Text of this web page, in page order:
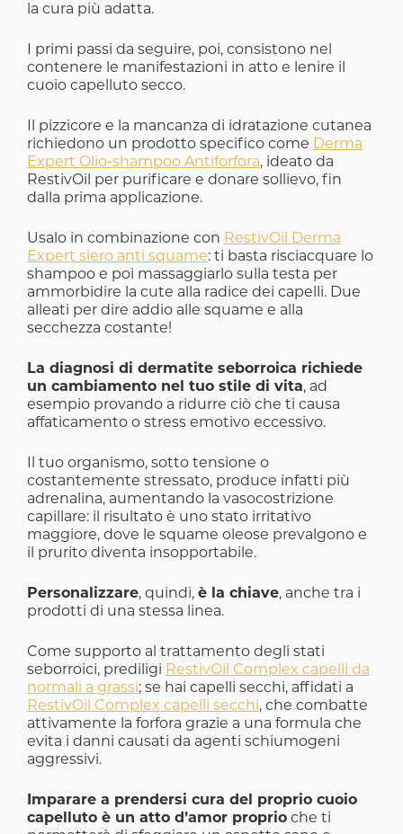
la cura più adatta.
I primi passi da seguire, poi, consistono nel
contenere le manifestazioni in atto e lenire il
cuoio capelluto secco.
Il pizzicore e la mancanza di idratazione cutanea
richiedono un prodotto specifico come Derma
Expert Olio-shampoo Antiforfora, ideato da
RestivOil per purificare e donare sollievo, fin
dalla prima applicazione.
Usalo in combinazione con RestivOil Derma
Expert siero anti squame: ti basta risciacquare lo
shampoo e poi massaggiarlo sulla testa per
ammorbidire la cute alla radice dei capelli. Due
alleati per dire addio alle squame e alla
secchezza costante!
La diagnosi di dermatite seborroica richiede
un cambiamento nel tuo stile di vita, ad
esempio provando a ridurre ciò che ti causa
affaticamento o stress emotivo eccessivo.
Il tuo organismo, sotto tensione o
costantemente stressato, produce infatti più
adrenalina, aumentando la vasocostrizione
capillare: il risultato è uno stato irritativo
maggiore, dove le squame oleose prevalgono e
il prurito diventa insopportabile.
Personalizzare, quindi, è la chiave, anche tra i
prodotti di una stessa linea.
Come supporto al trattamento degli stati
seborroici, prediligi RestivOil Complex capelli da
normali a grassi; se hai capelli secchi, affidati a
RestivOil Complex capelli secchi, che combatte
attivamente la forfora grazie a una formula che
evita i danni causati da agenti schiumogeni
aggressivi.
Imparare a prendersi cura del proprio cuoio
capelluto è un atto d’amor proprio che ti